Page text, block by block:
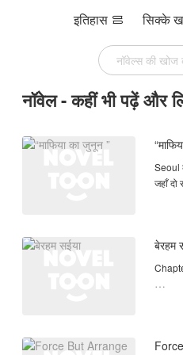
इतिहास  सिक्के
नॉवेल - कहीं भी पढ़ें और
Seoul
जहाँ
She:
Han
जो
बेरहम